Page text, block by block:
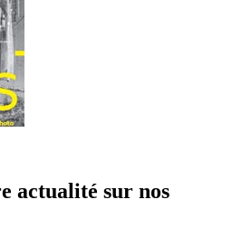
actualité sur nos